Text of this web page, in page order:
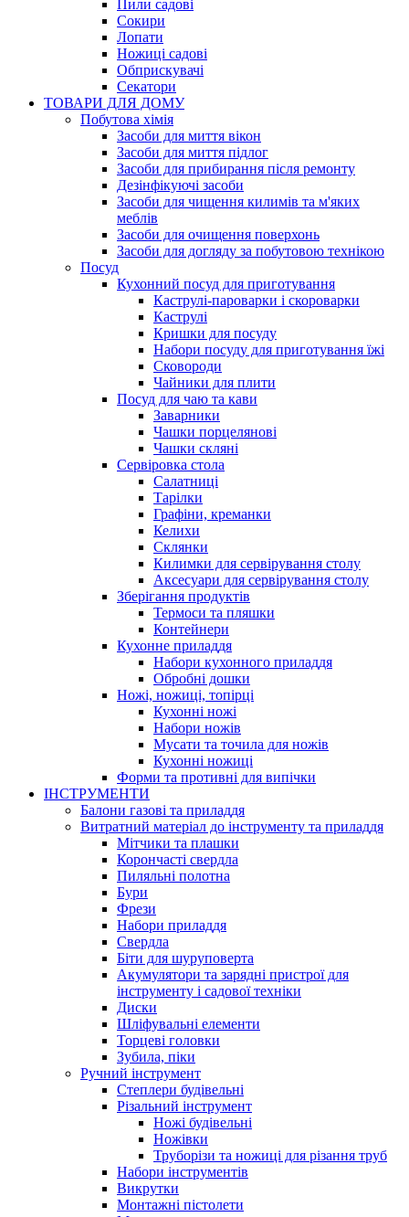
Пили садові
Сокири
Лопати
Ножиці садові
Обприскувачі
Секатори
ТОВАРИ ДЛЯ ДОМУ
Побутова хімія
Засоби для миття вікон
Засоби для миття підлог
Засоби для прибирання після ремонту
Дезінфікуючі засоби
Засоби для чищення килимів та м'яких
меблів
Засоби для очищення поверхонь
Засоби для догляду за побутовою технікою
Посуд
Кухонний посуд для приготування
Каструлі-пароварки і скороварки
Каструлі
Кришки для посуду
Набори посуду для приготування їжі
Сковороди
Чайники для плити
Посуд для чаю та кави
Заварники
Чашки порцелянові
Чашки скляні
Сервіровка стола
Салатниці
Тарілки
Графіни, креманки
Келихи
Склянки
Килимки для сервірування столу
Аксесуари для сервірування столу
Зберігання продуктів
Термоси та пляшки
Контейнери
Кухонне приладдя
Набори кухонного приладдя
Обробні дошки
Ножі, ножиці, топірці
Кухонні ножі
Набори ножів
Мусати та точила для ножів
Кухонні ножиці
Форми та противні для випічки
ІНСТРУМЕНТИ
Балони газові та приладдя
Витратний матеріал до інструменту та приладдя
Мітчики та плашки
Корончасті свердла
Пиляльні полотна
Бури
Фрези
Набори приладдя
Свердла
Біти для шуруповерта
Акумулятори та зарядні пристрої для
інструменту і садової техніки
Диски
Шліфувальні елементи
Торцеві головки
Зубила, піки
Ручний інструмент
Степлери будівельні
Різальний інструмент
Ножі будівельні
Ножівки
Труборізи та ножиці для різання труб
Набори інструментів
Викрутки
Монтажні пістолети